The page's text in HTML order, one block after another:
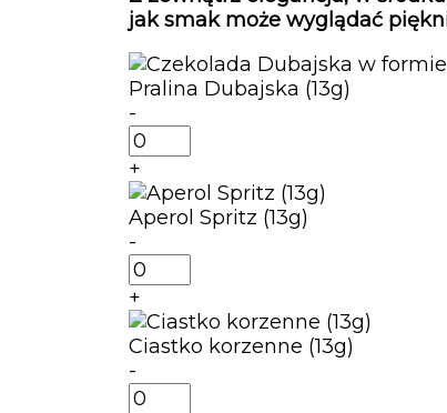
jak smak może wyglądać
Pralina Dubajska (13g)
-
ilość
Pralina
Dubajska
(13g)
+
Aperol Spritz (13g)
-
ilość
Aperol
Spritz
(13g)
+
Ciastko korzenne (13g)
-
ilość